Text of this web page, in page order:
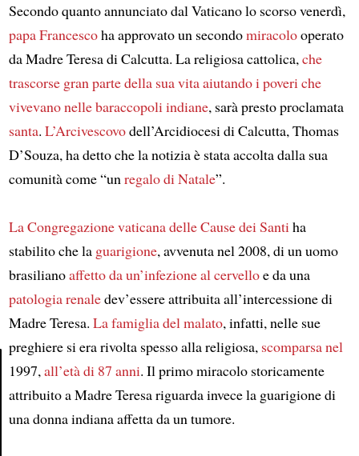
Article
Secondo quanto annunciato dal Vaticano lo scorso venerdì,
papa Francescoha approvato un secondomiracolooperato
da Madre Teresa di Calcutta. La religiosa cattolica,che
trascorse gran parte della sua vitaaiutando i poveriche
vivevano nelle baraccopoli indiane, sarà presto proclamata
santa. L’Arcivescovodell’Arcidiocesi di Calcutta, Thomas
D’Souza, ha detto che la notizia è stata accolta dalla sua
comunità come “unregalo di Natale”.
La Congregazione vaticana delle Cause dei Santiha
stabilito che la guarigione, avvenuta nel 2008, di un uomo
brasilianoaffetto da un’infezione al cervelloe da una
patologia renaledev’essere attribuita all’intercessione di
Madre Teresa. La famiglia del malato, infatti, nelle sue
preghiere si era rivolta spesso alla religiosa, scomparsa nel
1997,all’età di 87 anni. Il primo miracolo storicamente
attribuito a Madre Teresa riguarda invece la guarigione di
una donna indiana affetta da un tumore.